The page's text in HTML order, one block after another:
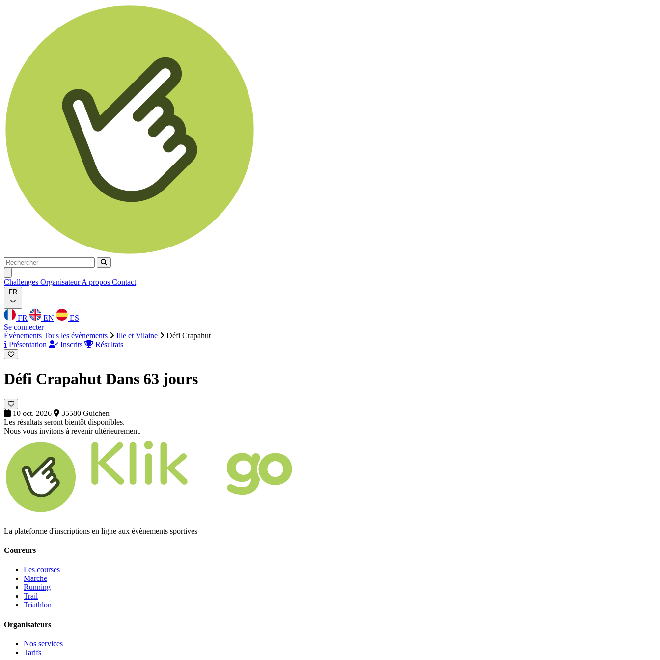
Rechercher
Rechercher
Challenges OrganisateurA propos Contact
FR
FR EN
ES
Se connecter
Évènements Tous les évènements Ille et Vilaine
Défi Crapahut
Présentation
Inscrits Résultats
Défi Crapahut Dans 63 jours
10 oct. 2026
35580 Guichen
Les résultats seront bientôt disponibles.
Nous vous invitons à revenir ultérieurement.
La plateforme d'inscriptions en ligne aux évènements sportives
Coureurs
Les courses
Marche
Running
Trail
Triathlon
Organisateurs
Nos services
Tarifs